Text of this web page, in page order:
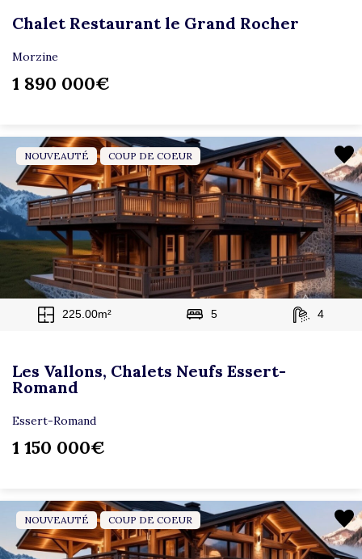
Chalet Restaurant le Grand Rocher
Morzine
1 890 000€
NOUVEAUTÉ COUP DE COEUR
225.00m² 5 4
Les Vallons, Chalets Neufs Essert-
Romand
Essert-Romand
1 150 000€
NOUVEAUTÉ COUP DE COEUR